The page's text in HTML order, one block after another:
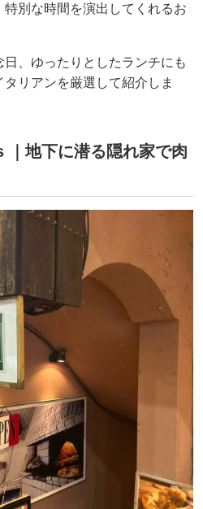
別な時間を演出してくれるお
、ゆったりとしたランチにも
リアンを厳選して紹介しま
｜地下に潜る隠れ家で肉